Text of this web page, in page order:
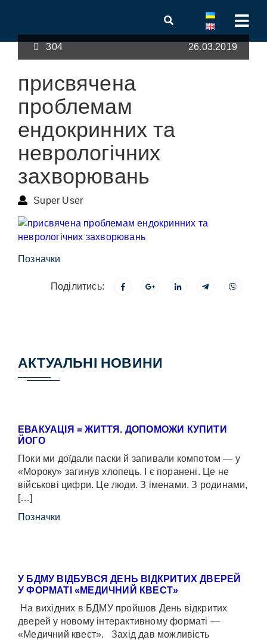
304 26.03.2019
присвячена
проблемам
ендокринних та
неврологічних
захворювань
Super User
Позначки
Поділитись:
АКТУАЛЬНІ НОВИНИ
ЕВАКУАЦІЯ = ЖИТТЯ. ДОПОМОЖИ КУПИТИ
ЙОГО
Поки ми доїдали паски й запивали компотом — у
«Мороку» загинув хлопець. І є поранені. Це не
військові цифри. Це люди. З іменами. З родинами,
[…]
Позначки
У БДМУ ВІДБУВСЯ ДЕНЬ ВІДКРИТИХ ДВЕРЕЙ
У ФОРМАТІ «МЕДИЧНИЙ КВЕСТ»
На вихідних в БДМУ пройшов День відкритих
дверей у новому інтерактивному форматі —
«Медичний квест». Захід дав можливість